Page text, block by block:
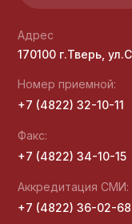
Адрес
170100 г.Тверь,
Номер приемной:
+7 (4822) 32-10-11
Факс:
+7 (4822) 34-10-15
Аккредитация СМИ:
+7 (4822) 36-02-68